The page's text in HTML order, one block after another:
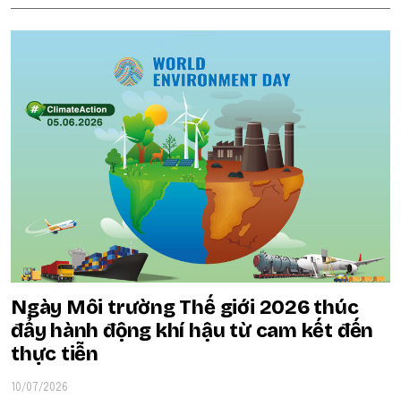
Ngày Môi trường Thế giới 2026 thúc
đẩy hành động khí hậu từ cam kết đến
thực tiễn
10/07/2026